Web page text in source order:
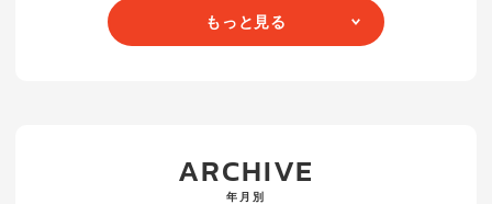
もっと見る
ARCHIVE
年月別